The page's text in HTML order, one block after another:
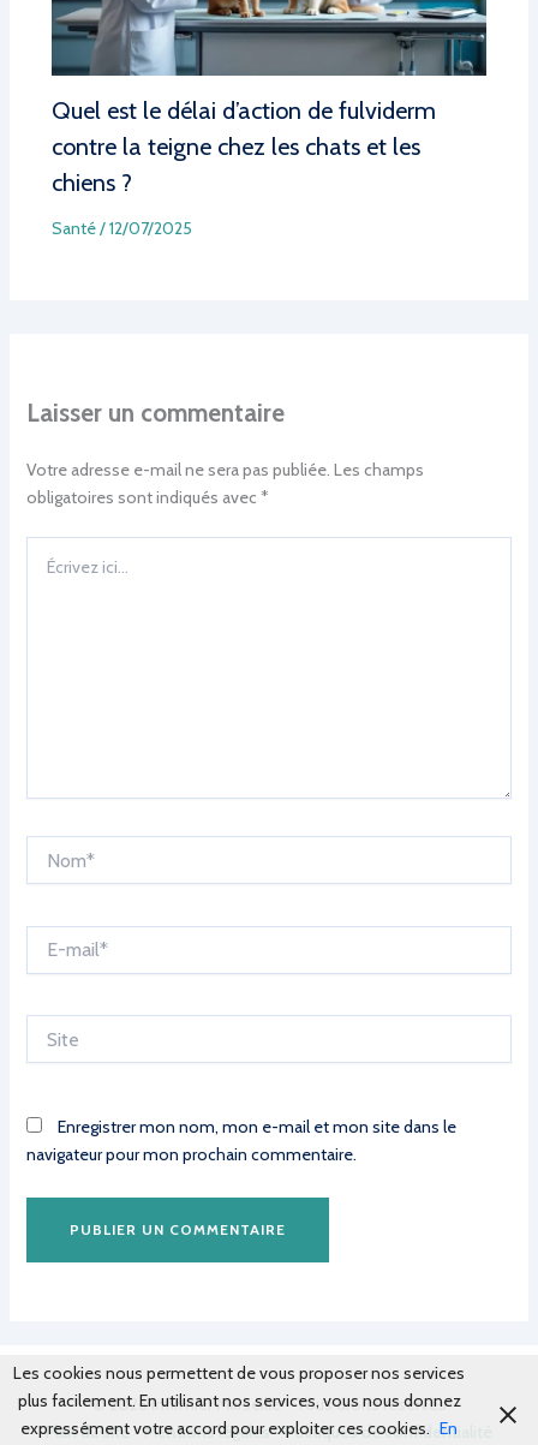
Quel est le délai d’action de fulviderm
contre la teigne chez les chats et les
chiens ?
Santé/12/07/2025
Laisser un commentaire
Votre adresse e-mail ne sera pas publiée. Les champs
obligatoires sont indiqués avec *
ici…
mail*
Enregistrer mon nom, mon e-mail et mon site dans le
navigateur pour mon prochain commentaire.
© 2026 Infirmier Marseille - Tous droits réservés
Plan du site-Mentions légales-Politiques de confidentialité
Les cookies nous permettent de vous proposer nos services
plus facilement. En utilisant nos services, vous nous donnez
expressément votre accord pour exploiter ces cookies. En